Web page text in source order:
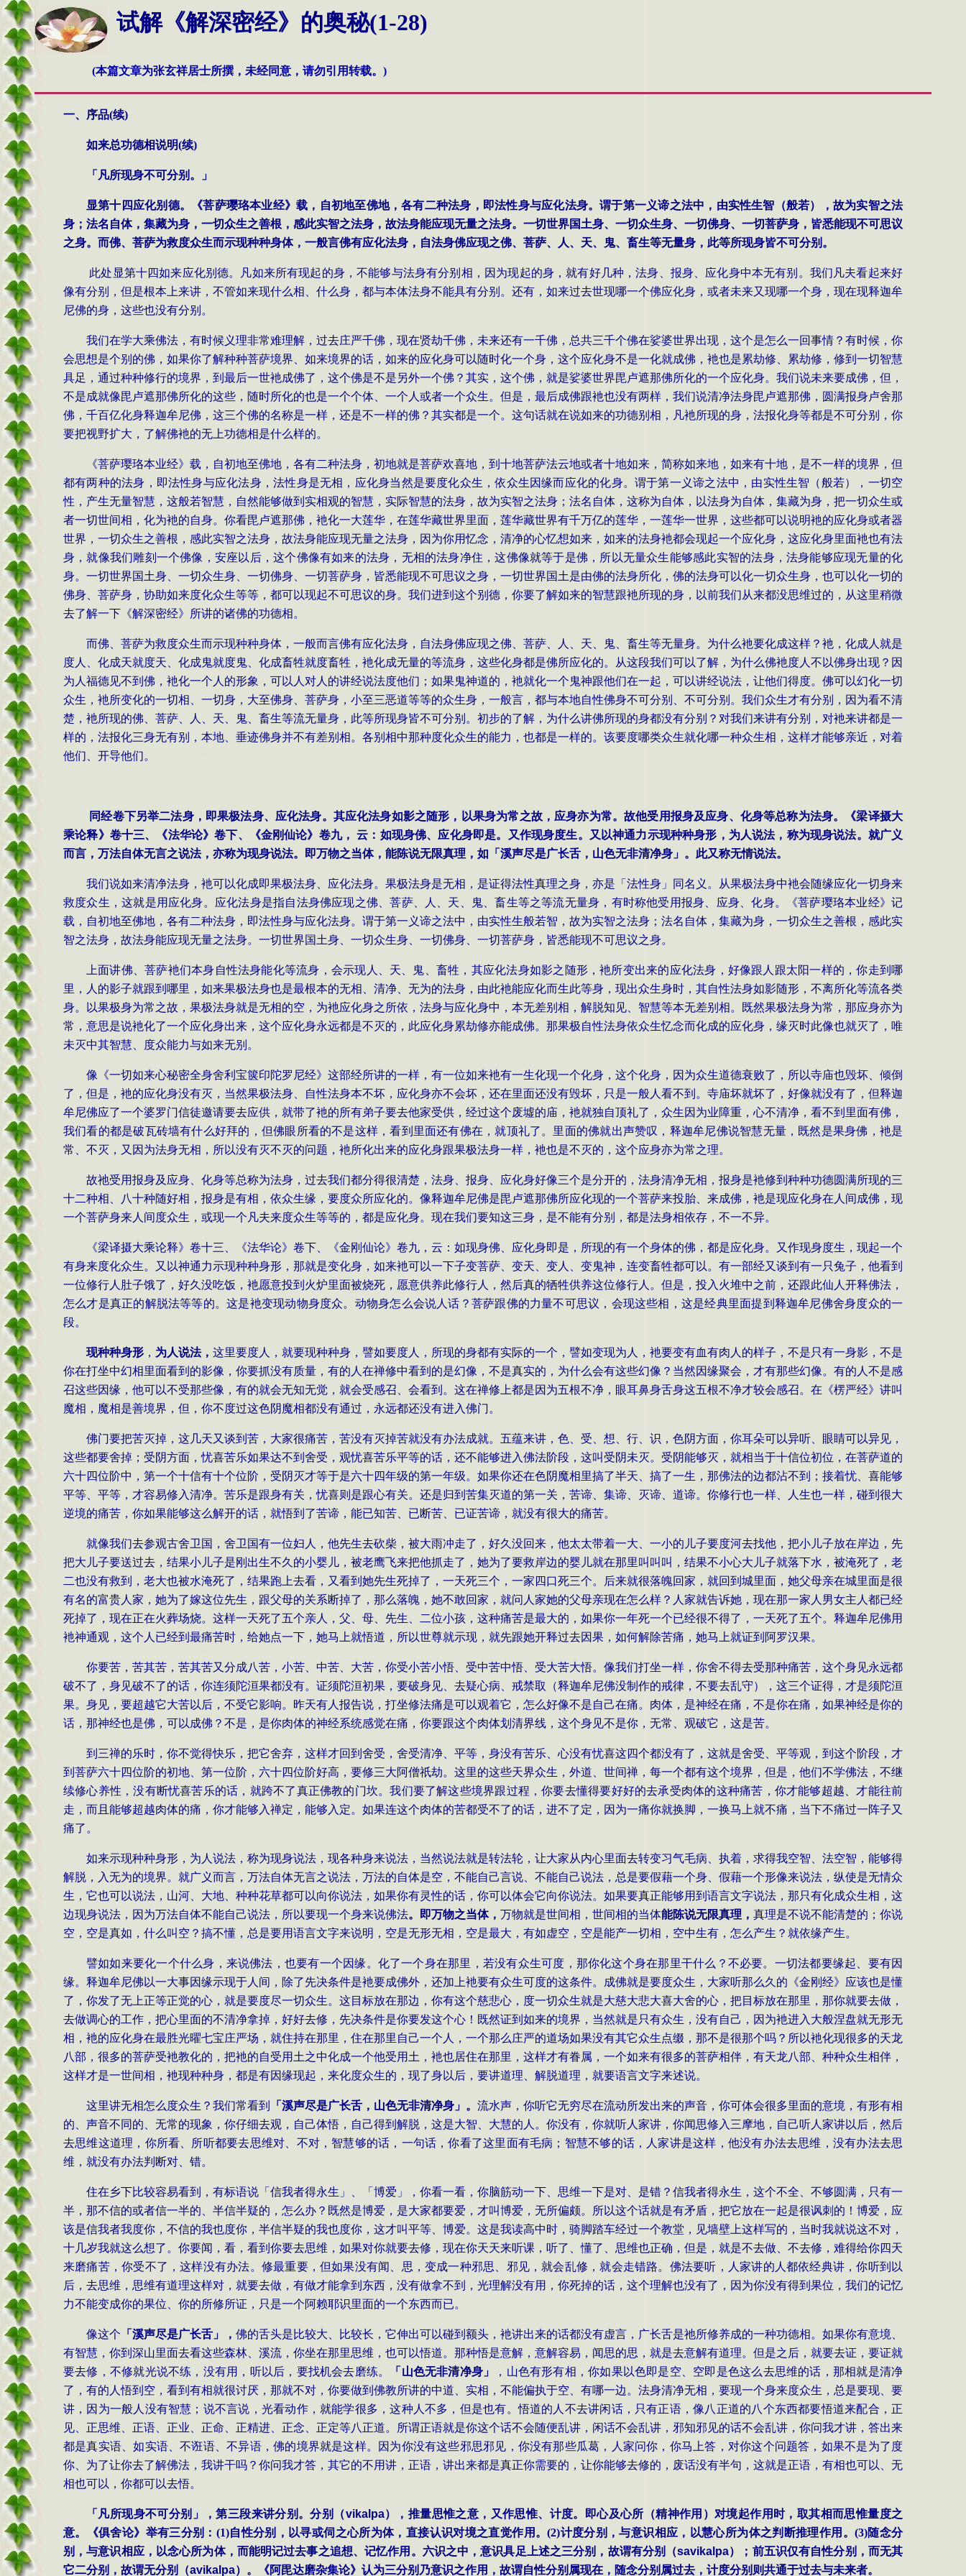
试解《解深密经》的奥秘(1-28)
(本篇文章为张玄祥居士所撰，未经同意，请勿引用转载。)
一、序品(续)
如来总功德相说明(续)
「凡所现身不可分别。」
显第十四应化别德。《菩萨璎珞本业经》载，自初地至佛地，各有二种法身，即法性身与应化法身。谓于第一义谛之法中，由实性生智（般若），故为实智之法
身；法名自体，集藏为身，一切众生之善根，感此实智之法身，故法身能应现无量之法身。一切世界国土身、一切众生身、一切佛身、一切菩萨身，皆悉能现不可思议
之身。而佛、菩萨为救度众生而示现种种身体，一般言佛有应化法身，自法身佛应现之佛、菩萨、人、天、鬼、畜生等无量身，此等所现身皆不可分别。
此处显第十四如来应化别德。凡如来所有现起的身，不能够与法身有分别相，因为现起的身，就有好几种，法身、报身、应化身中本无有别。我们凡夫看起来好
像有分别，但是根本上来讲，不管如来现什么相、什么身，都与本体法身不能具有分别。还有，如来过去世现哪一个佛应化身，或者未来又现哪一个身，现在现释迦牟
尼佛的身，这些也没有分别。
我们在学大乘佛法，有时候义理非常难理解，过去庄严千佛，现在贤劫千佛，未来还有一千佛，总共三千个佛在娑婆世界出现，这个是怎么一回事情？有时候，你
会思想是个别的佛，如果你了解种种菩萨境界、如来境界的话，如来的应化身可以随时化一个身，这个应化身不是一化就成佛，衪也是累劫修、累劫修，修到一切智慧
具足，通过种种修行的境界，到最后一世衪成佛了，这个佛是不是另外一个佛？其实，这个佛，就是娑婆世界毘卢遮那佛所化的一个应化身。我们说未来要成佛，但，
不是成就像毘卢遮那佛所化的这些，随时所化的也是一个个体、一个人或者一个众生。但是，最后成佛跟衪也没有两样，我们说清净法身毘卢遮那佛，圆满报身卢舍那
佛，千百亿化身释迦牟尼佛，这三个佛的名称是一样，还是不一样的佛？其实都是一个。这句话就在说如来的功德别相，凡衪所现的身，法报化身等都是不可分别，你
要把视野扩大，了解佛衪的无上功德相是什么样的。
《菩萨璎珞本业经》载，自初地至佛地，各有二种法身，初地就是菩萨欢喜地，到十地菩萨法云地或者十地如来，简称如来地，如来有十地，是不一样的境界，但
都有两种的法身，即法性身与应化法身，法性身是无相，应化身当然是要度化众生，依众生因缘而应化的化身。谓于第一义谛之法中，由实性生智（般若），一切空
性，产生无量智慧，这般若智慧，自然能够做到实相观的智慧，实际智慧的法身，故为实智之法身；法名自体，这称为自体，以法身为自体，集藏为身，把一切众生或
者一切世间相，化为衪的自身。你看毘卢遮那佛，衪化一大莲华，在莲华藏世界里面，莲华藏世界有千万亿的莲华，一莲华一世界，这些都可以说明衪的应化身或者器
世界，一切众生之善根，感此实智之法身，故法身能应现无量之法身，因为你用忆念，清净的心忆想如来，如来的法身衪都会现起一个应化身，这应化身里面衪也有法
身，就像我们雕刻一个佛像，安座以后，这个佛像有如来的法身，无相的法身净住，这佛像就等于是佛，所以无量众生能够感此实智的法身，法身能够应现无量的化
身。一切世界国土身、一切众生身、一切佛身、一切菩萨身，皆悉能现不可思议之身，一切世界国土是由佛的法身所化，佛的法身可以化一切众生身，也可以化一切的
佛身、菩萨身，协助如来度化众生等等，都可以现起不可思议的身。我们进到这个别德，你要了解如来的智慧跟衪所现的身，以前我们从来都没思维过的，从这里稍微
去了解一下《解深密经》所讲的诸佛的功德相。
而佛、菩萨为救度众生而示现种种身体，一般而言佛有应化法身，自法身佛应现之佛、菩萨、人、天、鬼、畜生等无量身。为什么衪要化成这样？衪，化成人就是
度人、化成天就度天、化成鬼就度鬼、化成畜牲就度畜牲，衪化成无量的等流身，这些化身都是佛所应化的。从这段我们可以了解，为什么佛衪度人不以佛身出现？因
为人福德见不到佛，衪化一个人的形象，可以人对人的讲经说法度他们；如果鬼神道的，衪就化一个鬼神跟他们在一起，可以讲经说法，让他们得度。佛可以幻化一切
众生，衪所变化的一切相、一切身，大至佛身、菩萨身，小至三恶道等等的众生身，一般言，都与本地自性佛身不可分别、不可分别。我们众生才有分别，因为看不清
楚，衪所现的佛、菩萨、人、天、鬼、畜生等流无量身，此等所现身皆不可分别。初步的了解，为什么讲佛所现的身都没有分别？对我们来讲有分别，对衪来讲都是一
样的，法报化三身无有别，本地、垂迹佛身并不有差别相。各别相中那种度化众生的能力，也都是一样的。该要度哪类众生就化哪一种众生相，这样才能够亲近，对着
他们、开导他们。
同经卷下另举二法身，即果极法身、应化法身。其应化法身如影之随形，以果身为常之故，应身亦为常。故他受用报身及应身、化身等总称为法身。《梁译摄大
乘论释》卷十三、《法华论》卷下、《金刚仙论》卷九， 云：如现身佛、应化身即是。又作现身度生。又以神通力示现种种身形，为人说法，称为现身说法。就广义
而言，万法自体无言之说法，亦称为现身说法。即万物之当体，能陈说无限真理，如「溪声尽是广长舌，山色无非清净身」。此又称无情说法。
我们说如来清净法身，衪可以化成即果极法身、应化法身。果极法身是无相，是证得法性真理之身，亦是「法性身」同名义。从果极法身中衪会随缘应化一切身来
救度众生，这就是用应化身。应化法身是指自法身佛应现之佛、菩萨、人、天、鬼、畜生等之等流无量身，有时称他受用报身、应身、化身。《菩萨璎珞本业经》记
载，自初地至佛地，各有二种法身，即法性身与应化法身。谓于第一义谛之法中，由实性生般若智，故为实智之法身；法名自体，集藏为身，一切众生之善根，感此实
智之法身，故法身能应现无量之法身。一切世界国土身、一切众生身、一切佛身、一切菩萨身，皆悉能现不可思议之身。
上面讲佛、菩萨衪们本身自性法身能化等流身，会示现人、天、鬼、畜牲，其应化法身如影之随形，衪所变出来的应化法身，好像跟人跟太阳一样的，你走到哪
里，人的影子就跟到哪里，如来果极法身也是最根本的无相、清净、无为的法身，由此衪能应化而生此等身，现出众生身时，其自性法身如影随形，不离所化等流各类
身。以果极身为常之故，果极法身就是无相的空，为衪应化身之所依，法身与应化身中，本无差别相，解脱知见、智慧等本无差别相。既然果极法身为常，那应身亦为
常，意思是说衪化了一个应化身出来，这个应化身永远都是不灭的，此应化身累劫修亦能成佛。那果极自性法身依众生忆念而化成的应化身，缘灭时此像也就灭了，唯
未灭中其智慧、度众能力与如来无别。
像《一切如来心秘密全身舍利宝箧印陀罗尼经》这部经所讲的一样，有一位如来衪有一生化现一个化身，这个化身，因为众生道德衰败了，所以寺庙也毁坏、倾倒
了，但是，衪的应化身没有灭，当然果极法身、自性法身本不坏，应化身亦不会坏，还在里面还没有毁坏，只是一般人看不到。寺庙坏就坏了，好像就没有了，但释迦
牟尼佛应了一个婆罗门信徒邀请要去应供，就带了衪的所有弟子要去他家受供，经过这个废墟的庙，衪就独自顶礼了，众生因为业障重，心不清净，看不到里面有佛，
我们看的都是破瓦砖墙有什么好拜的，但佛眼所看的不是这样，看到里面还有佛在，就顶礼了。里面的佛就出声赞叹，释迦牟尼佛说智慧无量，既然是果身佛，衪是
常、不灭，又因为法身无相，所以没有灭不灭的问题，衪所化出来的应化身跟果极法身一样，衪也是不灭的，这个应身亦为常之理。
故祂受用报身及应身、化身等总称为法身，过去我们都分得很清楚，法身、报身、应化身好像三个是分开的，法身清净无相，报身是衪修到种种功德圆满所现的三
十二种相、八十种随好相，报身是有相，依众生缘，要度众所应化的。像释迦牟尼佛是毘卢遮那佛所应化现的一个菩萨来投胎、来成佛，衪是现应化身在人间成佛，现
一个菩萨身来人间度众生，或现一个凡夫来度众生等等的，都是应化身。现在我们要知这三身，是不能有分别，都是法身相依存，不一不异。
《梁译摄大乘论释》卷十三、《法华论》卷下、《金刚仙论》卷九，云：如现身佛、应化身即是，所现的有一个身体的佛，都是应化身。又作现身度生，现起一个
有身来度化众生。又以神通力示现种种身形，那就是变化身，如来衪可以一下子变菩萨、变天、变人、变鬼神，连变畜牲都可以。有一部经又谈到有一只兔子，他看到
一位修行人肚子饿了，好久没吃饭，衪愿意投到火炉里面被烧死，愿意供养此修行人，然后真的牺牲供养这位修行人。但是，投入火堆中之前，还跟此仙人开释佛法，
怎么才是真正的解脱法等等的。这是衪变现动物身度众。动物身怎么会说人话？菩萨跟佛的力量不可思议，会现这些相，这是经典里面提到释迦牟尼佛舍身度众的一
段。
现种种身形 ， 为人说法， 这里要度人，就要现种种身，譬如要度人，所现的身都有实际的一个，譬如变现为人，衪要变有血有肉人的样子，不是只有一身影，不是
你在打坐中幻相里面看到的影像，你要抓没有质量，有的人在禅修中看到的是幻像，不是真实的，为什么会有这些幻像？当然因缘聚会，才有那些幻像。有的人不是感
召这些因缘，他可以不受那些像，有的就会无知无觉，就会受感召、会看到。这在禅修上都是因为五根不净，眼耳鼻身舌身这五根不净才较会感召。在《楞严经》讲叫
魔相，魔相是善境界，但，你不度过这色阴魔相都没有通过，永远都还没有进入佛门。
佛门要把苦灭掉，这几天又谈到苦，大家很痛苦，苦没有灭掉苦就没有办法成就。五蕴来讲，色、受、想、行、识，色阴方面，你耳朵可以异听、眼睛可以异见，
这些都要舍掉；受阴方面，忧喜苦乐如果达不到舍受，观忧喜苦乐平等的话，还不能够进入佛法阶段，这叫受阴未灭。受阴能够灭，就相当于十信位初位，在菩萨道的
六十四位阶中，第一个十信有十个位阶，受阴灭才等于是六十四年级的第一年级。如果你还在色阴魔相里搞了半天、搞了一生，那佛法的边都沾不到；接着忧、喜能够
平等、平等，才容易修入清净。苦乐是跟身有关，忧喜则是跟心有关。还是归到苦集灭道的第一关，苦谛、集谛、灭谛、道谛。你修行也一样、人生也一样，碰到很大
逆境的痛苦，你如果能够这么解开的话，就悟到了苦谛，能已知苦、已断苦、已证苦谛，就没有很大的痛苦。
就像我们去参观古舍卫国，舍卫国有一位妇人，他先生去砍柴，被大雨冲走了，好久没回来，他太太带着一大、一小的儿子要度河去找他，把小儿子放在岸边，先
把大儿子要送过去，结果小儿子是刚出生不久的小婴儿，被老鹰飞来把他抓走了，她为了要救岸边的婴儿就在那里叫叫叫，结果不小心大儿子就落下水，被淹死了，老
二也没有救到，老大也被水淹死了，结果跑上去看，又看到她先生死掉了，一天死三个，一家四口死三个。后来就很落魄回家，就回到城里面，她父母亲在城里面是很
有名的富贵人家，她为了嫁这位先生，跟父母的关系断掉了，那么落魄，她不敢回家，就问人家她的父母亲现在怎么样？人家就告诉她，现在那一家人男女主人都已经
死掉了，现在正在火葬场烧。这样一天死了五个亲人，父、母、先生、二位小孩，这种痛苦是最大的，如果你一年死一个已经很不得了，一天死了五个。释迦牟尼佛用
衪神通观，这个人已经到最痛苦时，给她点一下，她马上就悟道，所以世尊就示现，就先跟她开释过去因果，如何解除苦痛，她马上就证到阿罗汉果。
你要苦，苦其苦，苦其苦又分成八苦，小苦、中苦、大苦，你受小苦小悟、受中苦中悟、受大苦大悟。像我们打坐一样，你舍不得去受那种痛苦，这个身见永远都
破不了，身见破不了的话，你连须陀洹果都没有。证须陀洹初果，要破身见、去疑心病、戒禁取（释迦牟尼佛没制作的戒律，不要去乱守），这三个证得，才是须陀洹
果。身见，要超越它大苦以后，不受它影响。昨天有人报告说，打坐修法痛是可以观着它，怎么好像不是自己在痛。肉体，是神经在痛，不是你在痛，如果神经是你的
话，那神经也是佛，可以成佛？不是，是你肉体的神经系统感觉在痛，你要跟这个肉体划清界线，这个身见不是你，无常、观破它，这是苦。
到三禅的乐时，你不觉得快乐，把它舍弃，这样才回到舍受，舍受清净、平等，身没有苦乐、心没有忧喜这四个都没有了，这就是舍受、平等观，到这个阶段，才
到菩萨六十四位阶的初地、第一位阶，六十四位阶好高，要修三大阿僧祇劫。这里的这些天界众生，外道、世间禅，每一个都有这个境界，但是，他们不学佛法，不继
续修心养性，没有断忧喜苦乐的话，就跨不了真正佛教的门坎。我们要了解这些境界跟过程，你要去懂得要好好的去承受肉体的这种痛苦，你才能够超越、才能往前
走，而且能够超越肉体的痛，你才能够入禅定，能够入定。如果连这个肉体的苦都受不了的话，进不了定，因为一痛你就换脚，一换马上就不痛，当下不痛过一阵子又
痛了。
如来示现种种身形，为人说法，称为现身说法，现各种身来说法，当然说法就是转法轮，让大家从内心里面去转变习气毛病、执着，求得我空智、法空智，能够得
解脱，入无为的境界。就广义而言，万法自体无言之说法，万法的自体是空，不能自己言说、不能自己说法，总是要假藉一个身、假藉一个形像来说法，纵使是无情众
生，它也可以说法，山河、大地、种种花草都可以向你说法，如果你有灵性的话，你可以体会它向你说法。如果要真正能够用到语言文字说法，那只有化成众生相，这
边现身说法，因为万法自体不能自己说法，所以要现一个身来说佛法。即万物之当体， 万物就是世间相，世间相的当体能陈说无限真理， 真理是不说不能清楚的；你说
空，空是真如，什么叫空？搞不懂，总是要用语言文字来说明，空是无形无相，空是最大，有如虚空，空是能产一切相，空中生有，怎么产生？就依缘产生。
譬如如来要化一个什么身，来说佛法，也要有一个因缘。化了一个身在那里，若没有众生可度，那你化这个身在那里干什么？不必要。一切法都要缘起、要有因
缘。释迦牟尼佛以一大事因缘示现于人间，除了先决条件是衪要成佛外，还加上衪要有众生可度的这条件。成佛就是要度众生，大家听那么久的《金刚经》应该也是懂
了，你发了无上正等正觉的心，就是要度尽一切众生。这目标放在那边，你有这个慈悲心，度一切众生就是大慈大悲大喜大舍的心，把目标放在那里，那你就要去做，
去做调心的工作，把心里面的不清净拿掉，好好去修，先决条件是你要发这个心！既然证到如来的境界，当然就是只有众生，没有自己，因为衪进入大般涅盘就无形无
相，衪的应化身在最胜光曜七宝庄严场，就住持在那里，住在那里自己一个人，一个那么庄严的道场如果没有其它众生点缀，那不是很那个吗？所以衪化现很多的天龙
八部，很多的菩萨受衪教化的，把衪的自受用土之中化成一个他受用土，衪也居住在那里，这样才有眷属，一个如来有很多的菩萨相伴，有天龙八部、种种众生相伴，
这样才是一世间相，衪现种种身，都是有因缘现起，来化度众生的，现了身以后，要讲道理、解脱道理，就要语言文字来述说。
这里讲无相怎么度众生？我们常看到 「溪声尽是广长舌，山色无非清净身」。 流水声，你听它无穷尽在流动所发出来的声音，你可体会很多里面的意境，有形有相
的、声音不同的、无常的现象，你仔细去观，自己体悟，自己得到解脱，这是大智、大慧的人。你没有，你就听人家讲，你闻思修入三摩地，自己听人家讲以后，然后
去思维这道理，你所看、所听都要去思维对、不对，智慧够的话，一句话，你看了这里面有毛病；智慧不够的话，人家讲是这样，他没有办法去思维，没有办法去思
维，就没有办法判断对、错。
住在乡下比较容易看到，有标语说「信我者得永生」、「博爱」，你看一看，你脑筋动一下、思维一下是对、是错？信我者得永生，这个不全、不够圆满，只有一
半，那不信的或者信一半的、半信半疑的，怎么办？既然是博爱，是大家都要爱，才叫博爱，无所偏颇。所以这个话就是有矛盾，把它放在一起是很讽刺的！博爱，应
该是信我者我度你，不信的我也度你，半信半疑的我也度你，这才叫平等、博爱。这是我读高中时，骑脚踏车经过一个教堂，见墙壁上这样写的，当时我就说这不对，
十几岁我就这么想了。你要闻，看，看到你要去思维，如果对你就要去修，现在你天天来听课，听了、懂了、思维也正确，但是，就是不去做、不去修，难得给你四天
来磨痛苦，你受不了，这样没有办法。修最重要，但如果没有闻、思，变成一种邪思、邪见，就会乱修，就会走错路。佛法要听，人家讲的人都依经典讲，你听到以
后，去思维，思维有道理这样对，就要去做，有做才能拿到东西，没有做拿不到，光理解没有用，你死掉的话，这个理解也没有了，因为你没有得到果位，我们的记忆
力不能变成你的果位、你的所修所证，只是一个阿赖耶识里面的一个东西而已。
像这个 「溪声尽是广长舌」， 佛的舌头是比较大、比较长，它伸出可以碰到额头，衪讲出来的话都没有虚言，广长舌是祂所修养成的一种功德相。如果你有意境、
有智慧，你到深山里面去看这些森林、溪流，你坐在那里思维，也可以悟道。那种悟是意解，意解容易，闻思的思，就是去意解有道理。但是之后，就要去证，要证就
要去修，不修就光说不练，没有用，听以后，要找机会去磨练。
「山色无非清净身」
，山色有形有相，你如果以色即是空、空即是色这么去思维的话，那相就是清净
了，有的人悟到空，看到有相就很讨厌，那就不对，你要做到佛教所讲的中道、实相，不能偏执于空、有哪一边。法身清净无相，要现一个身来度众生，总是要现、要
讲，因为一般人没有智慧；说不言说，光看动作，就能学很多，这种人不多，但是也有。悟道的人不去讲闲话，只有正语，像八正道的八个东西都要悟道来配合，正
见、正思维、正语、正业、正命、正精进、正念、正定等八正道。所谓正语就是你这个话不会随便乱讲，闲话不会乱讲，邪知邪见的话不会乱讲，你问我才讲，答出来
都是真实语、如实语、不诳语、不异语，佛的境界就是这样。因为你没有这些邪思邪见，你没有那些瓜葛，人家问你，你马上答，对你这个问题答，如果不是为了度
你、为了让你去了解佛法，我讲干吗？你问我才答，其它的不用讲，正语，讲出来都是真正你需要的，让你能够去修的，废话没有半句，这就是正语，有相也可以、无
相也可以，你都可以去悟。
「凡所现身不可分别」，第三段来讲分别。分别（vikalpa），推量思惟之意，又作思惟、计度。即心及心所（精神作用）对境起作用时，取其相而思惟量度之
意。《俱舍论》举有三分别： (1)自性分别，以寻或伺之心所为体，直接认识对境之直觉作用。(2)计度分别，与意识相应，以慧心所为体之判断推理作用。 (3)随念分
别，与意识相应，以念心所为体，而能明记过去事之追想、记忆作用。六识之中，意识具足上述之三分别，故谓有分别（savikalpa）；前五识仅有自性分别，而无其
它二分别，故谓无分别（avikalpa）。《阿毘达磨杂集论》认为三分别乃意识之作用，故谓自性分别属现在，随念分别属过去，计度分别则共通于过去与未来者。